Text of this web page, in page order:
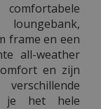
frame en een
all-weather
en zijn
je het hele